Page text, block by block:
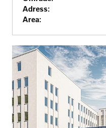
Adress:
Area: